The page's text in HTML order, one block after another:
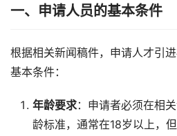
一、申请人员的基本条件
根据相关新闻稿件，申请人才引
基本条件：
年龄要求：申请者必须在相
龄标准，通常在18岁以上，